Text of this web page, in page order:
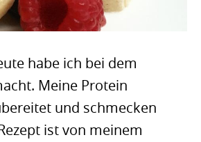
habe ich bei dem
Meine Protein
und schmecken
ist von meinem